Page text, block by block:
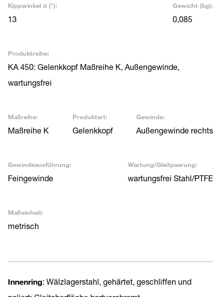
Kippwinkel α (°):
13
Gewicht (kg):
0,085
Produktreihe:
KA 450: Gelenkkopf Maßreihe K, Außengewinde,
wartungsfrei
Maßreihe:
Maßreihe K
Produktart:
Gelenkkopf
Gewinde:
Außengewinde rechts
Gewindeausführung:
Feingewinde
Wartung/Gleitpaarung:
wartungsfrei Stahl/PTFE
Maßeinheit:
metrisch
Innenring: Wälzlagerstahl, gehärtet, geschliffen und